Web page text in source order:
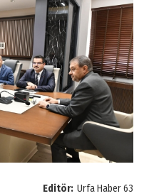
Editör: Urfa Haber 63